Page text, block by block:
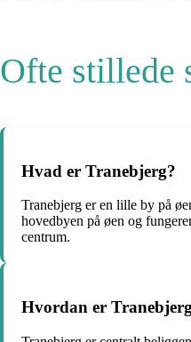
Ofte stillede
Hvad er Tranebjerg?
Tranebjerg er en lille by på
hovedbyen på øen og
centrum.
Hvordan er